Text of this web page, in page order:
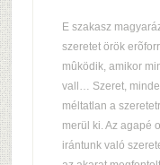
E szakasz
szeretet örök
mûködik, amikor
vall… Szeret,
méltatlan a
merül ki. Az agapé
irántunk való